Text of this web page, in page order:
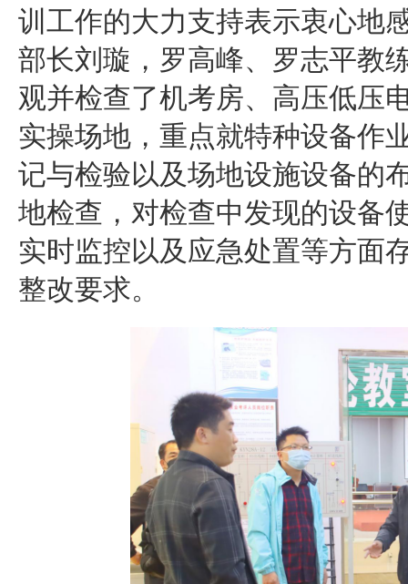
训工作的大力支持表示衷心地
部长刘璇，罗高峰、罗志平教
观并检查了机考房、高压低压
实操场地，重点就特种设备作
记与检验以及场地设施设备的
地检查，对检查中发现的设备
实时监控以及应急处置等方面
整改要求。